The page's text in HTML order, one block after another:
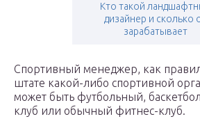
Кто такой
дизайнер и сколько
зарабатывает
Спортивный менеджер, как
штате какой-либо спортивной
может быть футбольный,
клуб или обычный фитнес-клуб.